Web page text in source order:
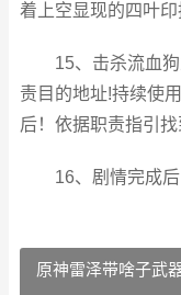
着上空显现的四叶
15、击杀流血
责目的地址!持续使
后！依据职责指引
16、剧情完成
原神雷泽带啥子武